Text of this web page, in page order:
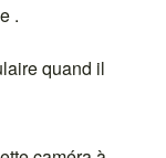
.
quand il